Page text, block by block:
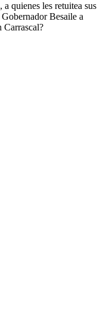
quienes les retuitea sus
Besaile a
Carrascal?